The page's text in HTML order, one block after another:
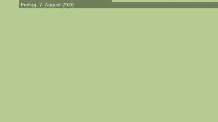
Freitag, 7. August 2026